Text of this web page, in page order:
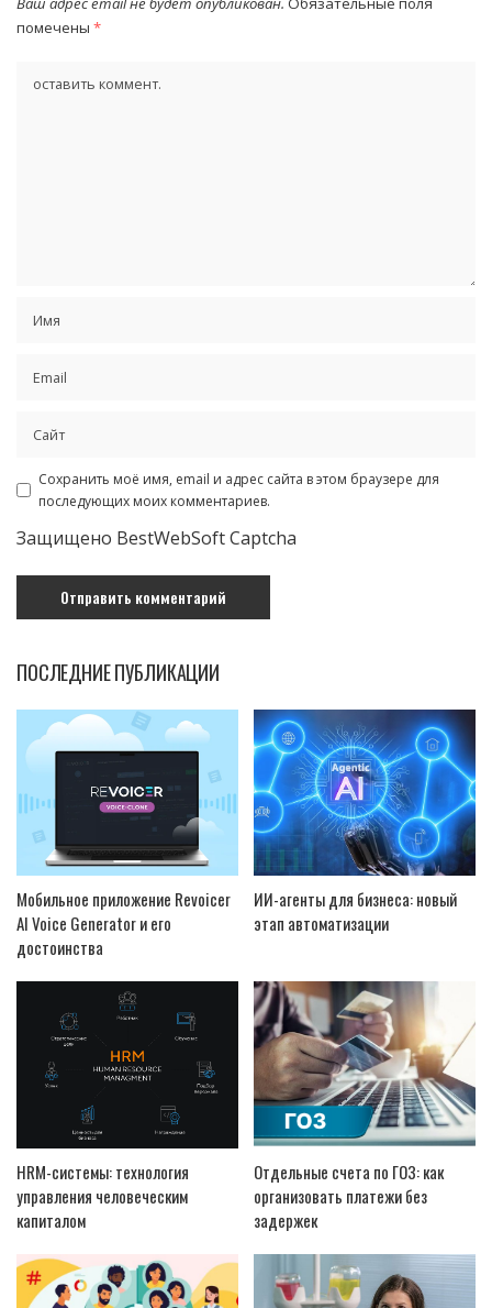
помечены *
Сохранить моё имя, email и адрес сайта в этом браузере для
последующих моих комментариев.
Защищено BestWebSoft Captcha
ПОСЛЕДНИЕ ПУБЛИКАЦИИ
Мобильное приложение Revoicer
AI Voice Generator и его
достоинства
ИИ-агенты для бизнеса: новый
этап автоматизации
HRM-системы: технология
управления человеческим
капиталом
Отдельные счета по ГОЗ: как
организовать платежи без
задержек